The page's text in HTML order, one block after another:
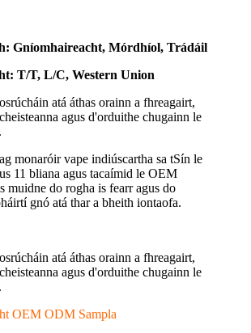
Gníomhaireacht, Mórdhíol, Trádáil
T/T, L/C, Western Union
atá áthas orainn a fhreagairt,
agus d'orduithe chugainn le
monaróir vape indiúscartha sa tSín le
11 bliana agus tacaímid le OEM
muidne do rogha is fearr agus do
gnó atá thar a bheith iontaofa.
atá áthas orainn a fhreagairt,
agus d'orduithe chugainn le
OEM ODM Sampla